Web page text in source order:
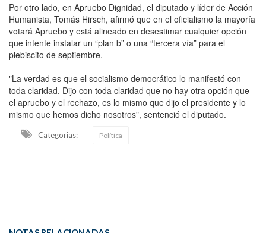
Por otro lado, en Apruebo Dignidad, el diputado y líder de Acción
Humanista, Tomás Hirsch, afirmó que en el oficialismo la mayoría
votará Apruebo y está alineado en desestimar cualquier opción
que intente instalar un “plan b” o una “tercera vía” para el
plebiscito de septiembre.
"La verdad es que el socialismo democrático lo manifestó con
toda claridad. Dijo con toda claridad que no hay otra opción que
el apruebo y el rechazo, es lo mismo que dijo el presidente y lo
mismo que hemos dicho nosotros", sentenció el diputado.
Categorias: Política